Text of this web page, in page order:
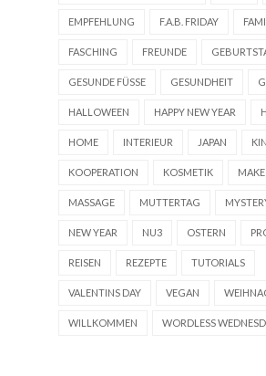
EMPFEHLUNG F.A.B. FRIDAY
FASCHING FREUNDE
GESUNDE FÜSSE GESUNDHEIT
HALLOWEEN HAPPY NEW YEAR
HOME INTERIEUR JAPAN
KOOPERATION KOSMETIK
MASSAGE MUTTERTAG
NEW YEAR NU3 OSTERN
REISEN REZEPTE TUTORIALS
VALENTINS DAY VEGAN
WILLKOMMEN WORDLESS